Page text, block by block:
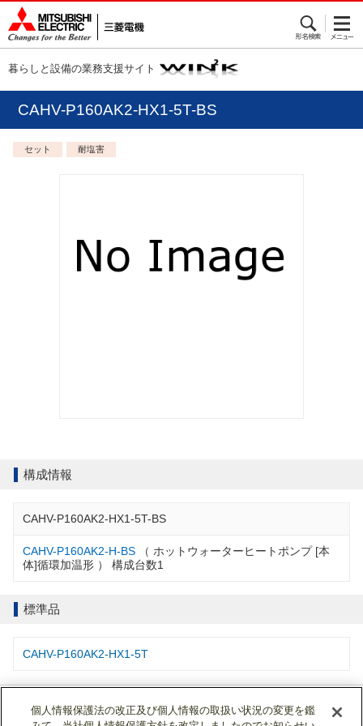
暮らしと設備の業務支援サイト
CAHV-P160AK2-HX1-5T-BS
セット 耐塩害
構成情報
CAHV-P160AK2-HX1-5T-BS
CAHV-P160AK2-H-BS
（ ホットウォーターヒートポンプ [本
体]循環加温形 ） 構成台数1
標準品
CAHV-P160AK2-HX1-5T
個人情報保護法の改正及び個人情報の取扱い状況の変更を鑑